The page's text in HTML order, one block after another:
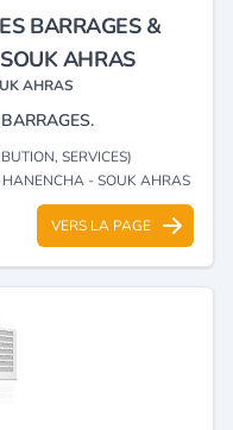
BARRAGES &
AHRAS
AHRAS
SERVICES)
- SOUK AHRAS
VERS LA PAGE